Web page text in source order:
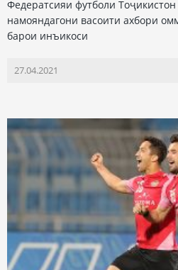
Федератсияи футболи
намояндагони васоити ахбори
барои инъикоси
27.04.2021